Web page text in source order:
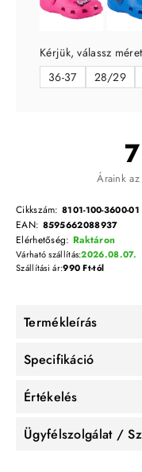
Áraink
Cikkszám: 8101-100-3600-01
EAN: 8595662088937
Elérhetőség: Raktáron
Várható szállítás:2026.08.07.
Szállítási ár:990 Ft-tól
Kérjük, válassz
36-37
28/29
Termékleírás
Specifikáció
Értékelés
Ügyfélszolgálat /